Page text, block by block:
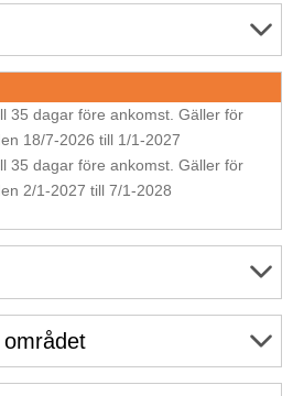
35 dagar före ankomst. Gäller för
18/7-2026 till 1/1-2027
35 dagar före ankomst. Gäller för
2/1-2027 till 7/1-2028